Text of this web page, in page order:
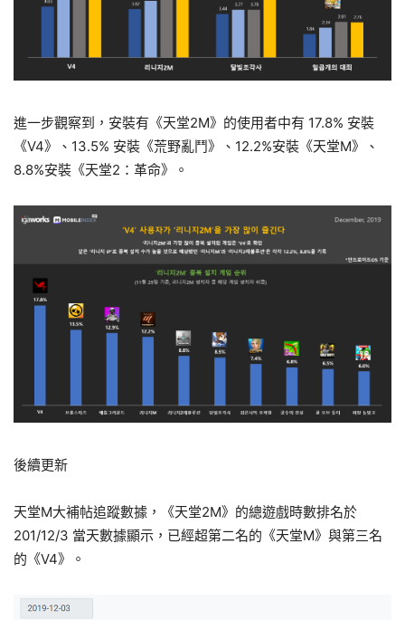
進一步觀察到，安裝有《天堂2M》的使用者中有 17.8% 安裝
《V4》、13.5% 安裝《荒野亂鬥》、12.2%安裝《天堂M》、
8.8%安裝《天堂2：革命》。
後續更新
天堂M大補帖追蹤數據，《天堂2M》的總遊戲時數排名於
201/12/3 當天數據顯示，已經超第二名的《天堂M》與第三名
的《V4》。